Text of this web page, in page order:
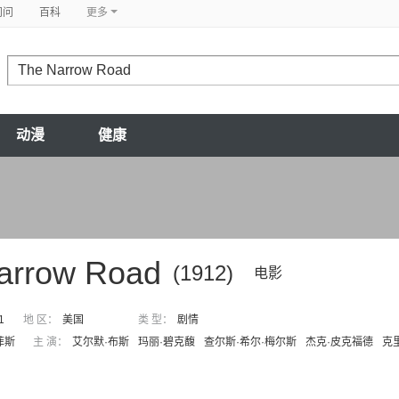
百科 更多
动漫 健康
(1912) 电影
Road
地 区： 美国 类 型：
剧情
斯
主 演： 艾尔默·布斯 玛丽·碧克馥 查尔斯·希尔·梅尔斯 杰克·皮克福德 克